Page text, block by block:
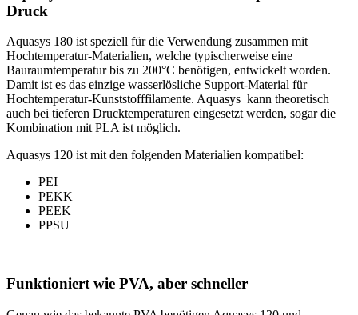
Druck
Aquasys 180 ist speziell für die Verwendung zusammen mit
Hochtemperatur-Materialien, welche typischerweise eine
Bauraumtemperatur bis zu 200°C benötigen, entwickelt worden.
Damit ist es das einzige wasserlösliche Support-Material für
Hochtemperatur-Kunststofffilamente. Aquasys kann theoretisch
auch bei tieferen Drucktemperaturen eingesetzt werden, sogar die
Kombination mit PLA ist möglich.
Aquasys 120 ist mit den folgenden Materialien kompatibel:
PEI
PEKK
PEEK
PPSU
Funktioniert wie PVA, aber schneller